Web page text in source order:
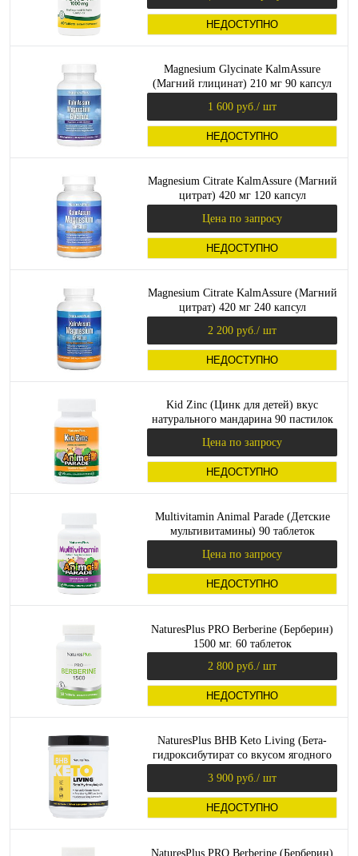
НЕДОСТУПНО
Magnesium Glycinate KalmAssure
(Магний глицинат) 210 мг 90 капсул
1 600 руб. / шт
НЕДОСТУПНО
Magnesium Citrate KalmAssure (Магний
цитрат) 420 мг 120 капсул
Цена по запросу
НЕДОСТУПНО
Magnesium Citrate KalmAssure (Магний
цитрат) 420 мг 240 капсул
2 200 руб. / шт
НЕДОСТУПНО
Kid Zinc (Цинк для детей) вкус
натурального мандарина 90 пастилок
Цена по запросу
НЕДОСТУПНО
Multivitamin Animal Parade (Детские
мультивитамины) 90 таблеток
Цена по запросу
НЕДОСТУПНО
NaturesPlus PRO Berberine (Берберин)
1500 мг. 60 таблеток
2 800 руб. / шт
НЕДОСТУПНО
NaturesPlus BHB Keto Living (Бета-
гидроксибутират со вкусом ягодного
3 900 руб. / шт
НЕДОСТУПНО
NaturesPlus PRO Berberine (Берберин)